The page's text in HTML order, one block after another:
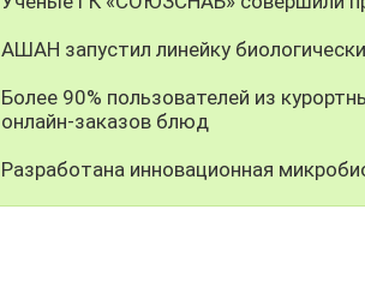
АШАН запустил линейку
Более 90% пользователей из
онлайн-заказов блюд
Разработана инновационная